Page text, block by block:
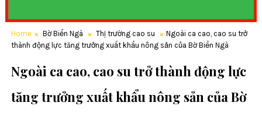
Home Bờ Biển Ngà Thị trường cao su
Ngoài ca cao, cao su trở
thành động lực tăng trưởng xuất khẩu nông sản của Bờ Biển Ngà
Ngoài ca cao, cao su trở thành động lực
tăng trưởng xuất khẩu nông sản của Bờ